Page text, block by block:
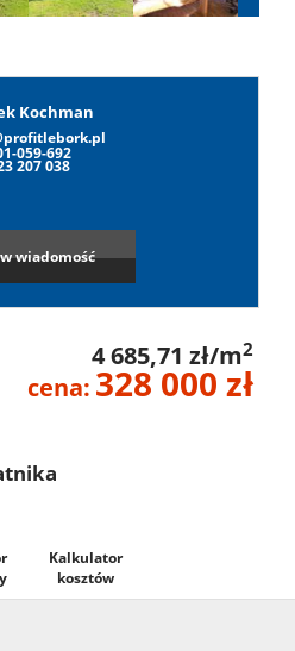
Hale
Leaflet
Kochman
059-692
207 038
wiadomość
4 685,71 zł/m2
cena: 328 000 zł
Kalkulator
kosztów